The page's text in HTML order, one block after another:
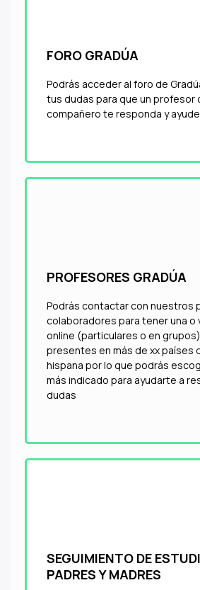
FORO GRADÚA
Podrás acceder al foro de
tus dudas para que un profesor
compañero te responda y ayude.
PROFESORES GRADÚA
Podrás contactar con nuestros
colaboradores para tener una o
online (particulares o en
presentes en más de xx países
hispana por lo que podrás
más indicado para ayudarte a
dudas
SEGUIMIENTO DE
PADRES Y MADRES